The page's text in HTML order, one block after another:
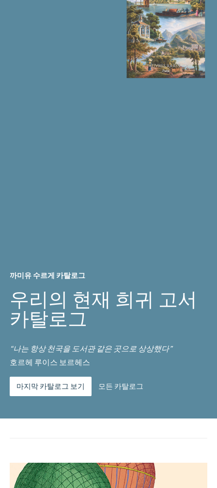
까미유 수르게 카탈로그
우리의 현재 희귀 고서
카탈로그
“나는 항상 천국을 도서관 같은 곳으로 상상했다”
호르헤 루이스 보르헤스
마지막 카탈로그 보기 모든 카탈로그